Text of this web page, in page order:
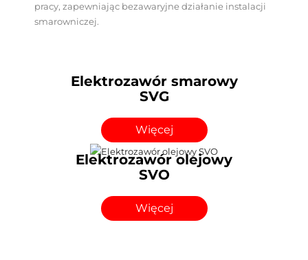
pracy, zapewniając bezawaryjne działanie instalacji
smarowniczej.
Elektrozawór smarowy
SVG
Więcej
Elektrozawór olejowy
SVO
Więcej